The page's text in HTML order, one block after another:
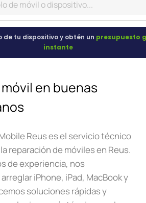
de tu dispositivo y obtén un presupuesto
instante
en buenas
Reus es el servicio técnico
reparación de móviles en Reus.
de experiencia, nos
iPhone, iPad, MacBook y
soluciones rápidas y